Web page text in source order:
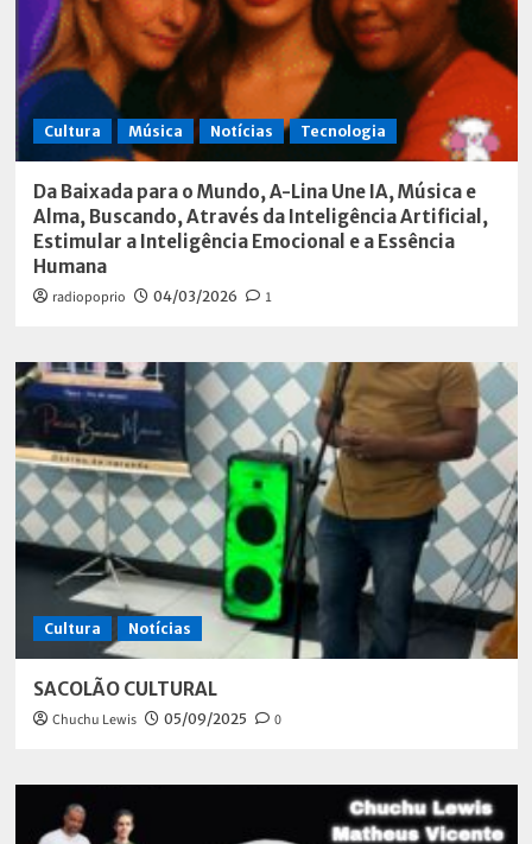
Cultura Música Notícias Tecnologia
Da Baixada para o Mundo, A-Lina Une IA, Música e
Alma, Buscando, Através da Inteligência Artificial,
Estimular a Inteligência Emocional e a Essência
Humana
radiopoprio 04/03/2026 1
Cultura Notícias
SACOLÃO CULTURAL
Chuchu Lewis 05/09/2025 0